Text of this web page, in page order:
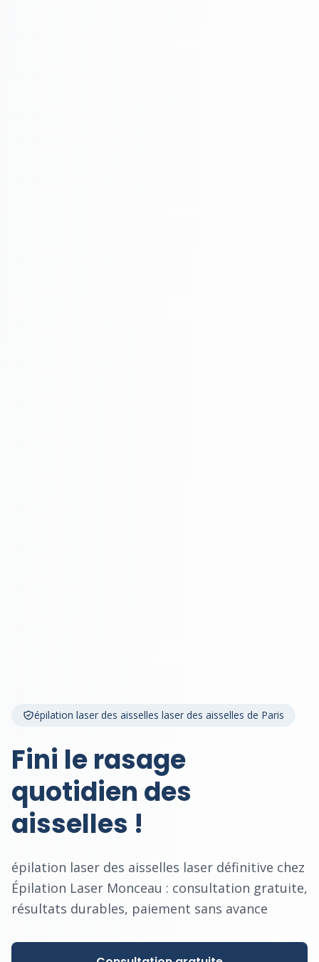
épilation laser des aisselles laser des aisselles de Paris
Fini le rasage
quotidien des
aisselles !
épilation laser des aisselles laser définitive chez
Épilation Laser Monceau : consultation gratuite,
résultats durables, paiement sans avance